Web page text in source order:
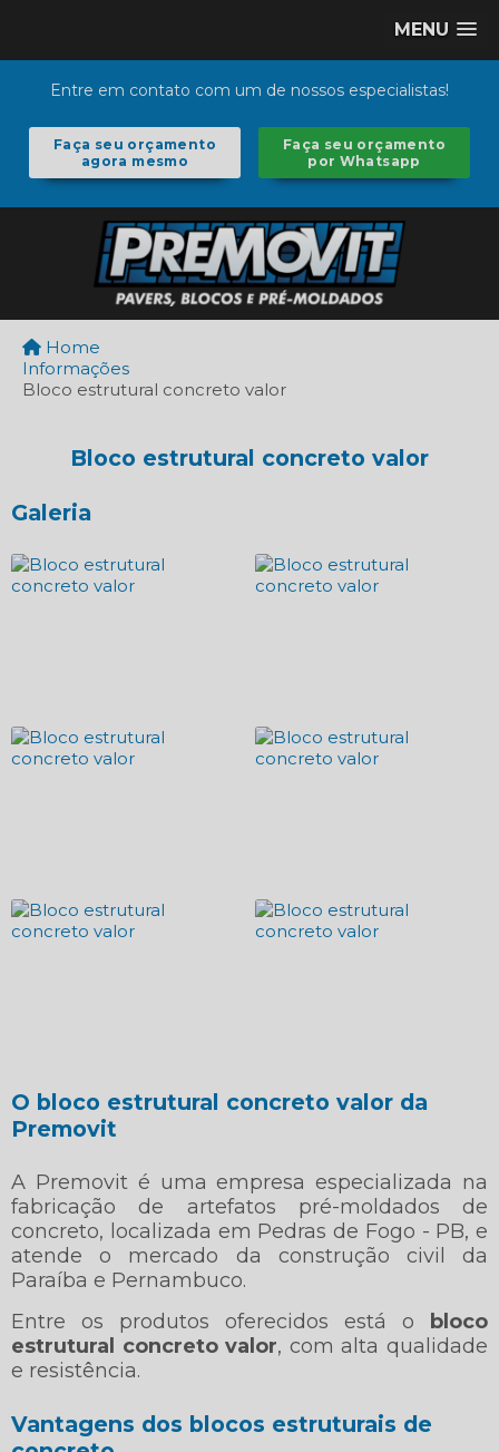
MENU
Entre em contato com um de nossos especialistas!
Faça seu orçamento
agora mesmo
Faça seu orçamento
por Whatsapp
Home
Informações
Bloco estrutural concreto valor
Bloco estrutural concreto valor
Galeria
O bloco estrutural concreto valor da
Premovit
A Premovit é uma empresa especializada na
fabricação de artefatos pré-moldados de
concreto, localizada em Pedras de Fogo - PB, e
atende o mercado da construção civil da
Paraíba e Pernambuco.
Entre os produtos oferecidos está o bloco
estrutural concreto valor, com alta qualidade
e resistência.
Vantagens dos blocos estruturais de